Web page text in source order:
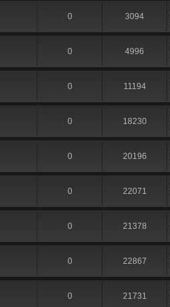
0 3094
0 4996
0 11194
0 18230
0 20196
0 22071
0 21378
0 22867
0 21731